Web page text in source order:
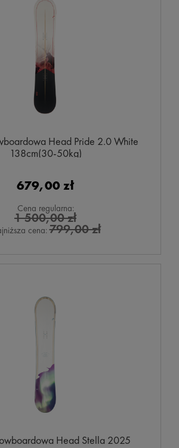
Head Pride 2.0 White
138cm(30-50kg)
679,00 zł
Cena regularna:
1 500,00 zł
cena:799,00 zł
Head Stella 2025